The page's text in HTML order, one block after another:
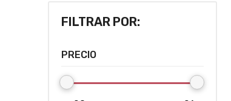
FILTRAR POR:
PRECIO